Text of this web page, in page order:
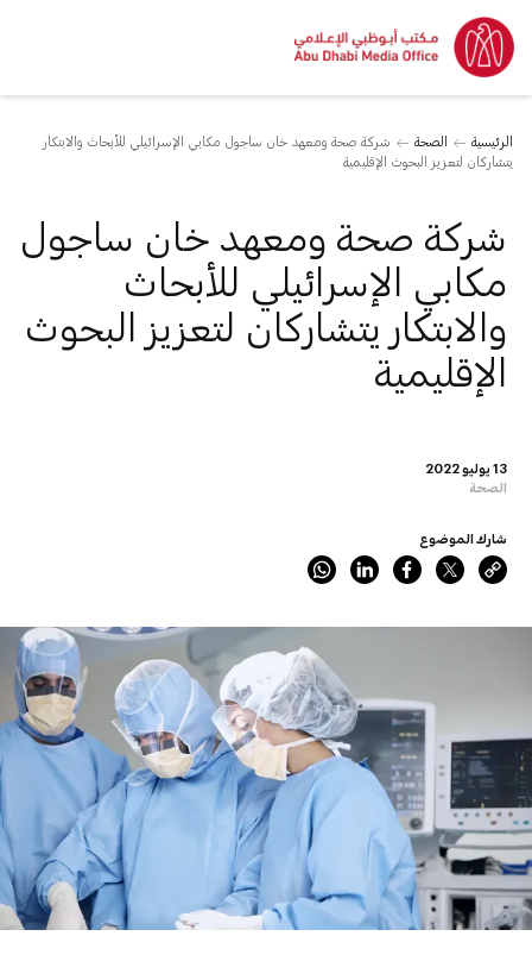
الرئيسية الصحة
شركة صحة ومعهد خان ساجول مكابي الإسرائيلي للأبحاث والابتكار
يتشاركان لتعزيز البحوث الإقليمية
13 يوليو 2022
الصحة
شركة صحة ومعهد خان ساجول
مكابي الإسرائيلي للأبحاث
والابتكار يتشاركان لتعزيز البحوث
الإقليمية
شارك الموضوع